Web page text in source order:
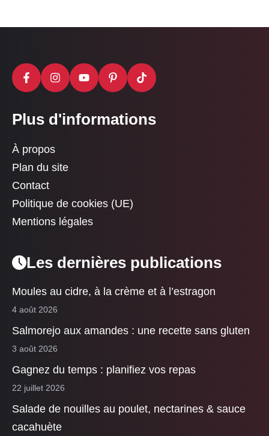
Plus d'informations
À propos
Plan du site
Contact
Politique de cookies (UE)
Mentions légales
Les dernières publications
Moules au cidre, à la crème et à l’estragon
4 août 2026
Salmorejo aux amandes : une recette sans gluten
3 août 2026
Gagnez du temps : planifiez vos repas
22 juillet 2026
Salade de nouilles au poulet, nectarines & sauce
cacahuète